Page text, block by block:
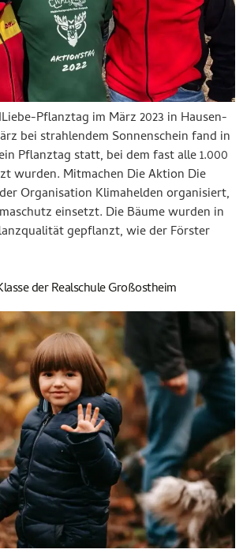
Pflanztag im März 2023 in Hausen-
bei strahlendem Sonnenschein fand in
Pflanztag statt, bei dem fast alle 1.000
wurden. Mitmachen Die Aktion Die
Organisation Klimahelden organisiert,
einsetzt. Die Bäume wurden in
gepflanzt, wie der Förster
der Realschule Großostheim